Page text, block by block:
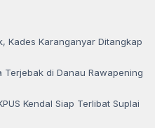
Kades Karanganyar Ditangkap
di Danau Rawapening
Kendal Siap Terlibat Suplai